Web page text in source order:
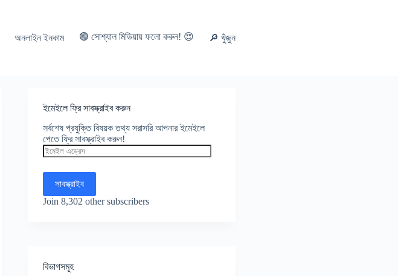
অনলাইন ইনকাম 🟢 সোশ্যাল মিডিয়ায় ফলো করুন! 😍 🔎 খুঁজুন
ইমেইলে ফ্রি সাবস্ক্রাইব করুন
সর্বশেষ প্রযুক্তি বিষয়ক তথ্য সরাসরি আপনার ইমেইলে
পেতে ফ্রি সাবস্ক্রাইব করুন!
ইমেইল
এড্রেস
সাবস্ক্রাইব
Join 8,302 other subscribers
বিভাগসমূহ